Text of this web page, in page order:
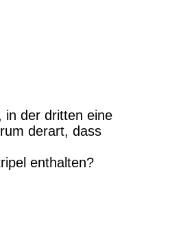
in der dritten eine
derart, dass
enthalten?